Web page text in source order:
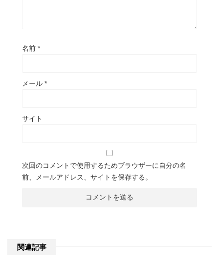
名前 *
メール *
サイト
次回のコメントで使用するためブラウザーに自分の名
前、メールアドレス、サイトを保存する。
関連記事